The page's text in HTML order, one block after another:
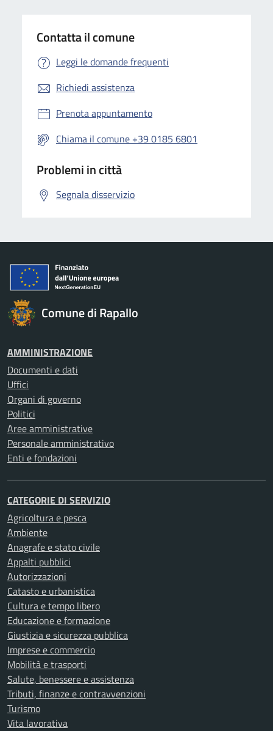
Contatta il comune
Leggi le domande frequenti
Richiedi assistenza
Prenota appuntamento
Chiama il comune +39 0185 6801
Problemi in città
Segnala disservizio
Comune di Rapallo
AMMINISTRAZIONE
Documenti e dati
Uffici
Organi di governo
Politici
Aree amministrative
Personale amministrativo
Enti e fondazioni
CATEGORIE DI SERVIZIO
Agricoltura e pesca
Ambiente
Anagrafe e stato civile
Appalti pubblici
Autorizzazioni
Catasto e urbanistica
Cultura e tempo libero
Educazione e formazione
Giustizia e sicurezza pubblica
Imprese e commercio
Mobilità e trasporti
Salute, benessere e assistenza
Tributi, finanze e contravvenzioni
Turismo
Vita lavorativa